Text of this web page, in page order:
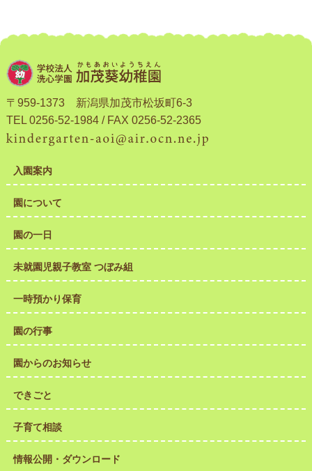
〒959-1373 新潟県加茂市松坂町6-3
TEL 0256-52-1984 / FAX 0256-52-2365
入園案内
園について
園の一日
未就園児親子教室 つぼみ組
一時預かり保育
園の行事
園からのお知らせ
できごと
子育て相談
情報公開・ダウンロード